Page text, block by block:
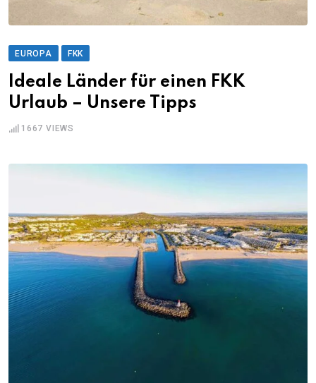
EUROPA FKK
Ideale Länder für einen FKK
Urlaub – Unsere Tipps
1667 VIEWS